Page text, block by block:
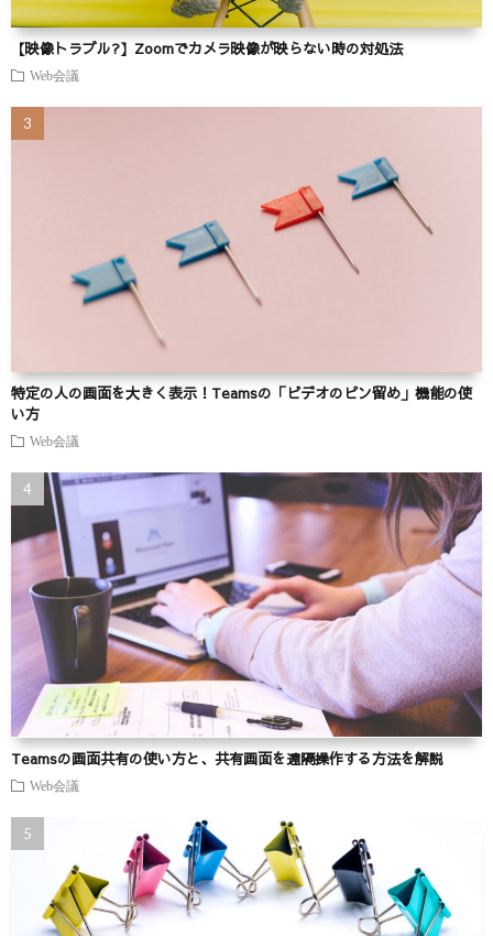
【映像トラブル?】Zoomでカメラ映像が映らない時の対処法
Web会議
特定の人の画面を大きく表示！Teamsの「ビデオのピン留め」機能の使
い方
Web会議
Teamsの画面共有の使い方と、共有画面を遠隔操作する方法を解説
Web会議